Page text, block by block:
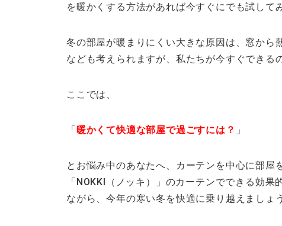
を暖かくする方法があれば今すぐにでも試して
冬の部屋が暖まりにくい大きな原因は、窓から
なども考えられますが、私たちが今すぐできる
ここでは、
「 暖かくて快適な部屋で過ごすには？ 」
とお悩み中のあなたへ、カーテンを中心に部屋
「NOKKI（ノッキ）」のカーテンでできる効
ながら、今年の寒い冬を快適に乗り越えましょ